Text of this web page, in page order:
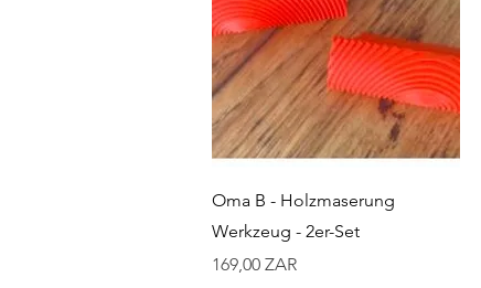
Schnellansicht
Oma B - Holzmaserung
Werkzeug - 2er-Set
Preis
169,00 ZAR